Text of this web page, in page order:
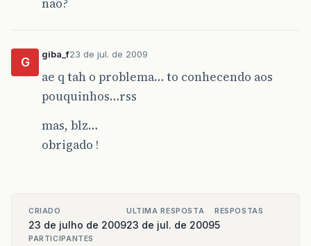
não?
G
giba_f23 de jul. de 2009
ae q tah o problema… to conhecendo aos
pouquinhos…rss
mas, blz…
obrigado !
CRIADO
23 de julho de 2009
ULTIMA RESPOSTA
23 de jul. de 2009
RESPOSTAS
5
PARTICIPANTES